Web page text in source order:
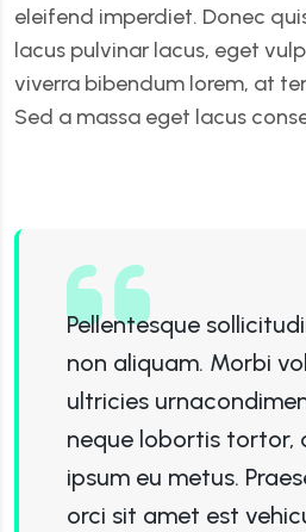
eleifend imperdiet. Donec
lacus pulvinar lacus, eget
viverra bibendum lorem, at
Sed a massa eget lacus
Pellentesque
non aliquam. Morbi
ultricies
neque lobortis tortor,
ipsum eu metus.
orci sit amet est